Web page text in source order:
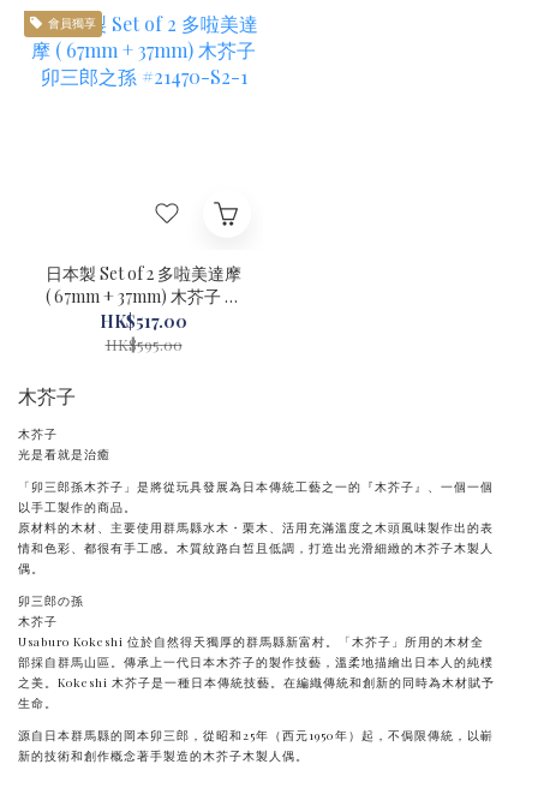
會員獨享
日本製 Set of 2 多啦美達摩
( 67mm + 37mm) 木芥子 卯
三郎之孫 #21470-S2-1
HK$517.00
HK$595.00
木芥子
木芥子
光是看就是治癒
「卯三郎孫木芥子」是將從玩具發展為日本傳統工藝之一的『木芥子』、一個一個
以手工製作的商品。
原材料的木材、主要使用群馬縣水木・栗木、活用充滿溫度之木頭風味製作出的表
情和色彩、都很有手工感。木質紋路白皙且低調，打造出光滑細緻的木芥子木製人
偶。
卯三郎の孫
木芥子
Usaburo Kokeshi 位於自然得天獨厚的群馬縣新富村。「木芥子」所用的木材全
部採自群馬山區。傳承上一代日本木芥子的製作技藝，溫柔地描繪出日本人的純樸
之美。Kokeshi 木芥子是一種日本傳統技藝。在編織傳統和創新的同時為木材賦予
生命。
源自日本群馬縣的岡本卯三郎，從昭和25年（西元1950年）起，不侷限傳統，以嶄
新的技術和創作概念著手製造的木芥子木製人偶。